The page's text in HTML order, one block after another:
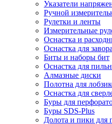
Указатели
Ручной
Рулетки и ленты
Измерительные
Оснастка и
Оснастка для
Биты и наборы бит
Оснастка для
Алмазные диски
Полотна для
Оснастка для
Буры для
Буры SDS-Plus
Долота и пики для